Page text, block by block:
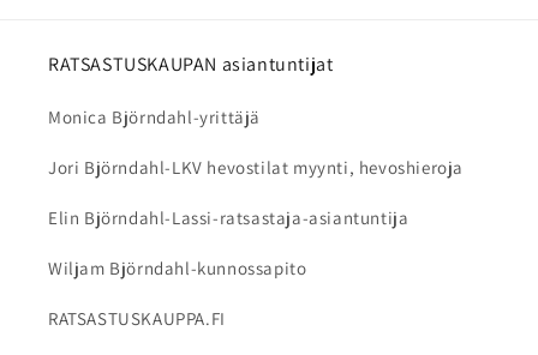
liinalla. Irrotettavat sisäpehmusteet voidaan
voimakkaita pesuaineita tai liuottimia, sillä ne
voivat vahingoittaa kypärän materiaaleja.
RATSASTUSKAUPAN asiantuntijat
Monica Björndahl-yrittäjä
Jori Björndahl-LKV hevostilat myynti, hevoshieroja
Elin Björndahl-Lassi-ratsastaja-asiantuntija
Wiljam Björndahl-kunnossapito
RATSASTUSKAUPPA.FI